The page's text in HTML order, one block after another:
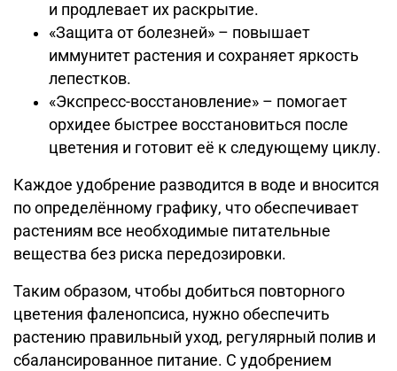
и продлевает их раскрытие.
«Защита от болезней» – повышает
иммунитет растения и сохраняет яркость
лепестков.
«Экспресс-восстановление» – помогает
орхидее быстрее восстановиться после
цветения и готовит её к следующему циклу.
Каждое удобрение разводится в воде и вносится
по определённому графику, что обеспечивает
растениям все необходимые питательные
вещества без риска передозировки.
Таким образом, чтобы добиться повторного
цветения фаленопсиса, нужно обеспечить
растению правильный уход, регулярный полив и
сбалансированное питание. С удобрением